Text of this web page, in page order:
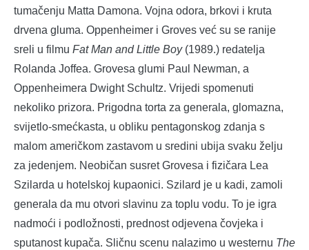
tumačenju Matta Damona. Vojna odora, brkovi i kruta
drvena gluma. Oppenheimer i Groves već su se ranije
sreli u filmu Fat Man and Little Boy(1989.) redatelja
Rolanda Joffea. Grovesa glumi Paul Newman, a
Oppenheimera Dwight Schultz. Vrijedi spomenuti
nekoliko prizora. Prigodna torta za generala, glomazna,
svijetlo-smećkasta, u obliku pentagonskog zdanja s
malom američkom zastavom u sredini ubija svaku želju
za jedenjem. Neobičan susret Grovesa i fizičara Lea
Szilarda u hotelskoj kupaonici. Szilard je u kadi, zamoli
generala da mu otvori slavinu za toplu vodu. To je igra
nadmoći i podložnosti, prednost odjevena čovjeka i
sputanost kupača. Sličnu scenu nalazimo u westernu The